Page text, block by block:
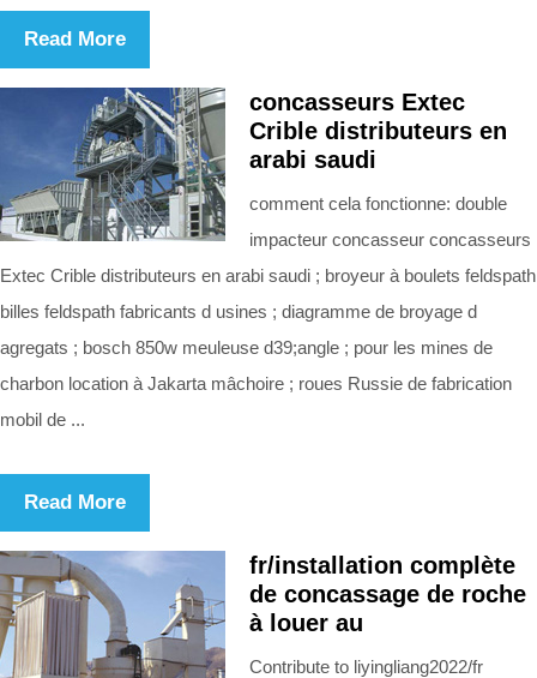
Read More
concasseurs Extec
Crible distributeurs en
arabi saudi
comment cela fonctionne: double
impacteur concasseur concasseurs
Extec Crible distributeurs en arabi saudi ; broyeur à boulets feldspath
billes feldspath fabricants d usines ; diagramme de broyage d
agregats ; bosch 850w meuleuse d39;angle ; pour les mines de
charbon location à Jakarta mâchoire ; roues Russie de fabrication
mobil de ...
Read More
fr/installation complète
de concassage de roche
à louer au
Contribute to liyingliang2022/fr